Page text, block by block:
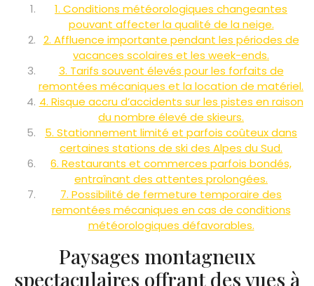
1. Conditions météorologiques changeantes
pouvant affecter la qualité de la neige.
2. Affluence importante pendant les périodes de
vacances scolaires et les week-ends.
3. Tarifs souvent élevés pour les forfaits de
remontées mécaniques et la location de matériel.
4. Risque accru d’accidents sur les pistes en raison
du nombre élevé de skieurs.
5. Stationnement limité et parfois coûteux dans
certaines stations de ski des Alpes du Sud.
6. Restaurants et commerces parfois bondés,
entraînant des attentes prolongées.
7. Possibilité de fermeture temporaire des
remontées mécaniques en cas de conditions
météorologiques défavorables.
Paysages montagneux
spectaculaires offrant des vues à